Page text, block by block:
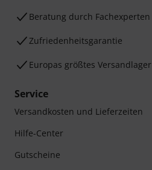
Beratung durch Fachexperten
Zufriedenheitsgarantie
Europas größtes Versandlager
Service
Versandkosten und Lieferzeiten
Hilfe-Center
Gutscheine